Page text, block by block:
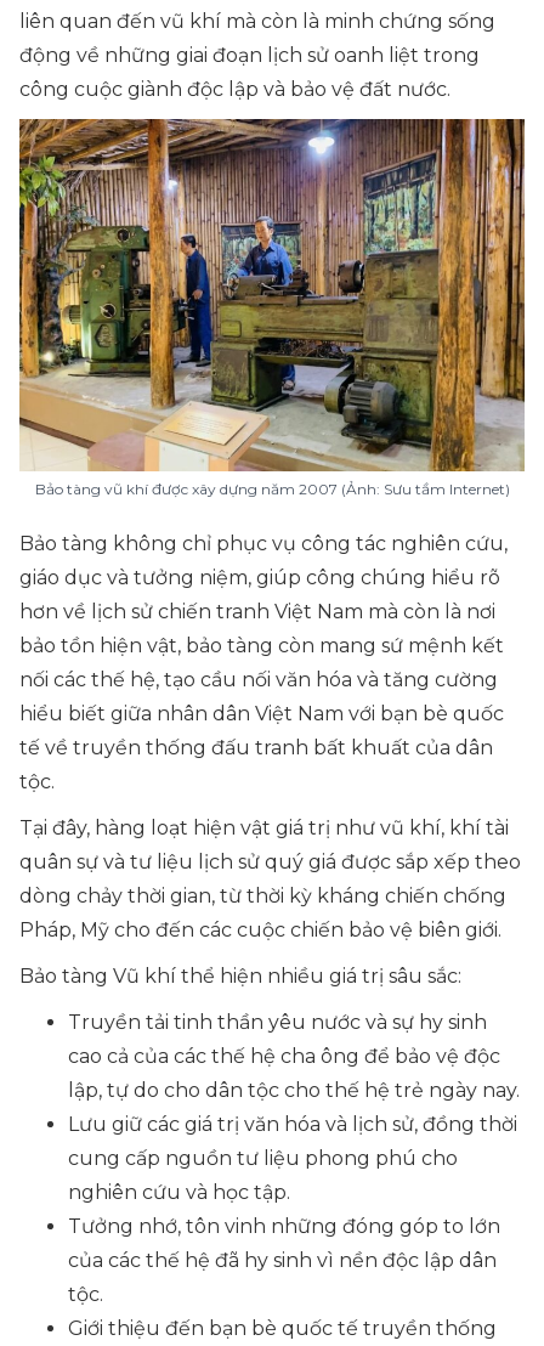
liên quan đến vũ khí mà còn là minh chứng sống
động về những giai đoạn lịch sử oanh liệt trong
công cuộc giành độc lập và bảo vệ đất nước.
Bảo tàng vũ khí được xây dựng năm 2007 (Ảnh: Sưu tầm Internet)
Bảo tàng không chỉ phục vụ công tác nghiên cứu,
giáo dục và tưởng niệm, giúp công chúng hiểu rõ
hơn về lịch sử chiến tranh Việt Nam mà còn là nơi
bảo tồn hiện vật, bảo tàng còn mang sứ mệnh kết
nối các thế hệ, tạo cầu nối văn hóa và tăng cường
hiểu biết giữa nhân dân Việt Nam với bạn bè quốc
tế về truyền thống đấu tranh bất khuất của dân
tộc.
Tại đây, hàng loạt hiện vật giá trị như vũ khí, khí tài
quân sự và tư liệu lịch sử quý giá được sắp xếp theo
dòng chảy thời gian, từ thời kỳ kháng chiến chống
Pháp, Mỹ cho đến các cuộc chiến bảo vệ biên giới.
Bảo tàng Vũ khí thể hiện nhiều giá trị sâu sắc:
Truyền tải tinh thần yêu nước và sự hy sinh
cao cả của các thế hệ cha ông để bảo vệ độc
lập, tự do cho dân tộc cho thế hệ trẻ ngày nay.
Lưu giữ các giá trị văn hóa và lịch sử, đồng thời
cung cấp nguồn tư liệu phong phú cho
nghiên cứu và học tập.
Tưởng nhớ, tôn vinh những đóng góp to lớn
của các thế hệ đã hy sinh vì nền độc lập dân
tộc.
Giới thiệu đến bạn bè quốc tế truyền thống